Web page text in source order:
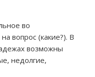
во
вопрос (какие?). В
возможны
недолгие,